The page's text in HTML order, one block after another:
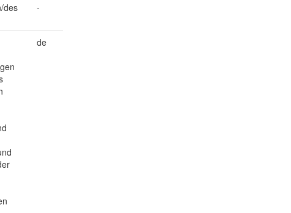
des
-
de